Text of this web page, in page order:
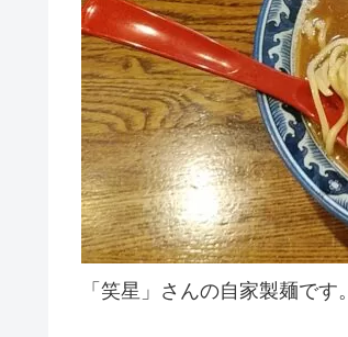
「笑星」さんの自家製麺です。